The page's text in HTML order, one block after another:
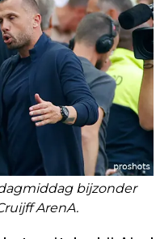
bijzonder
ArenA.